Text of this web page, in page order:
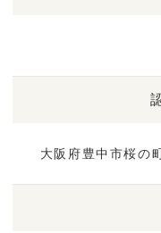
大阪府豊中市桜の